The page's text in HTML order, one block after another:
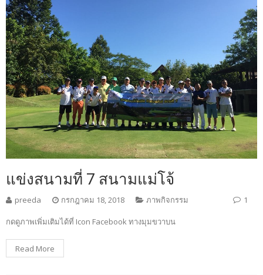
แข่งสนามที่ 7 สนามแม่โจ้
preeda กรกฎาคม 18, 2018 ภาพกิจกรรม 1
กดดูภาพเพิ่มเติมได้ที่ Icon Facebook ทางมุมขวาบน
Read More